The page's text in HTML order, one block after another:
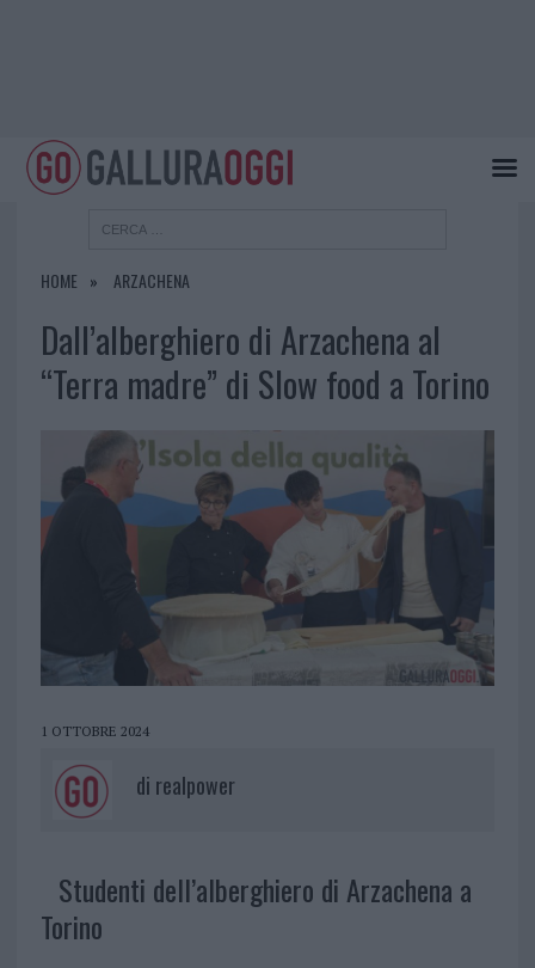
HOME ARZACHENA
Dall’alberghiero di Arzachena al
“Terra madre” di Slow food a Torino
1 OTTOBRE 2024
di realpower
Studenti dell’alberghiero di Arzachena a
Torino